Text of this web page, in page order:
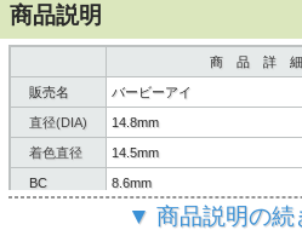
商品説明
商 品 詳 細
販売名 バービーアイ
直径(DIA) 14.8mm
着色直径 14.5mm
BC 8.6mm
40%▼ 商品説明の